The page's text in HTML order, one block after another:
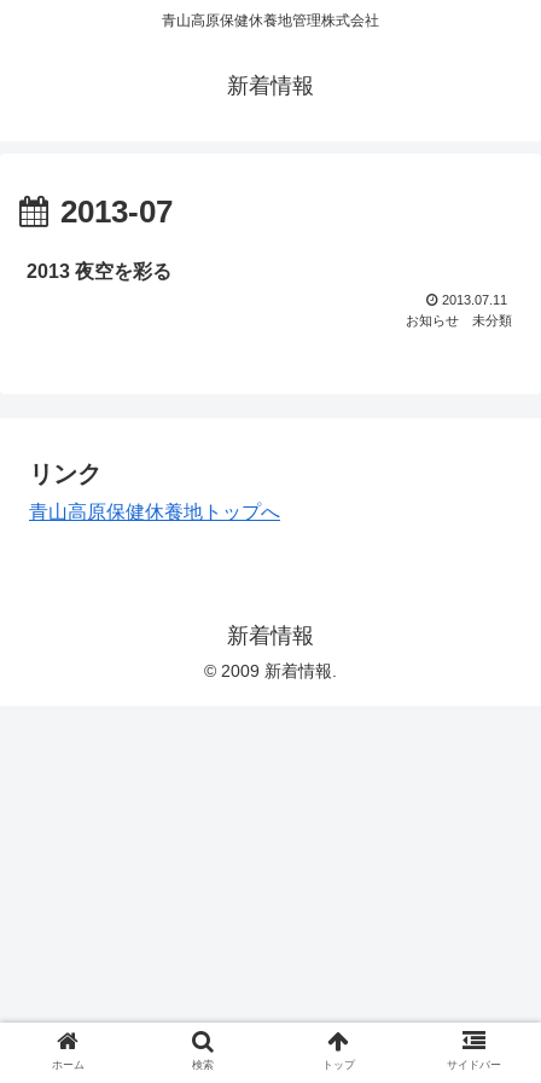
青山高原保健休養地管理株式会社
新着情報
2013-07
2013 夜空を彩る
2013.07.11
お知らせ
未分類
リンク
青山高原保健休養地トップへ
新着情報
© 2009 新着情報.
ホーム 検索 トップ サイドバー